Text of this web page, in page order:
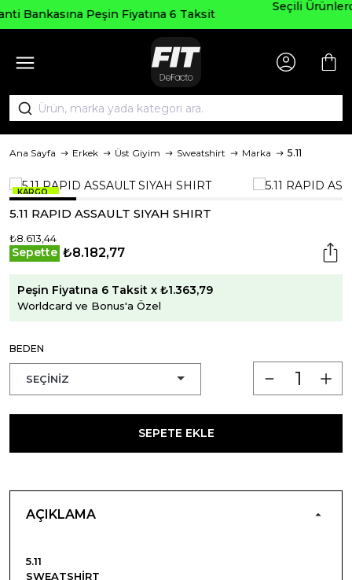
6 Taksit
Seçili Ürünlerde ₺2000 Üzeri ₺200
Ana Sayfa Erkek Üst Giyim Sweatshirt Marka 5.11
KARGO
BEDAVA!
5.11 RAPID ASSAULT SIYAH SHIRT
₺8.613,44
Sepette ₺8.182,77
Peşin Fiyatına 6 Taksit x ₺1.363,79
Worldcard ve Bonus'a Özel
BEDEN
SEPETE EKLE
AÇIKLAMA
5.11
SWEATSHIRT